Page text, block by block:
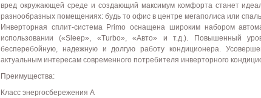
вред окружающей среде и создающий максимум комфорта станет
разнообразных помещениях: будь то офис в центре мегаполиса или
Инверторная сплит-система Primo оснащена широким набором
использовании («Sleep», «Turbo», «Авто» и т.д.). Повышенный
бесперебойную, надежную и долгую работу кондиционера.
актуальным интересам современного потребителя инверторного
Преимущества:
Класс энергосбережения А